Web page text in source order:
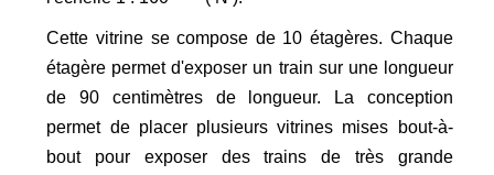
Cette vitrine se compose de 10 étagères. Chaque
étagère permet d'exposer un train sur une longueur
de 90 centimètres de longueur. La conception
permet de placer plusieurs vitrines mises bout-à-
bout pour exposer des trains de très grande